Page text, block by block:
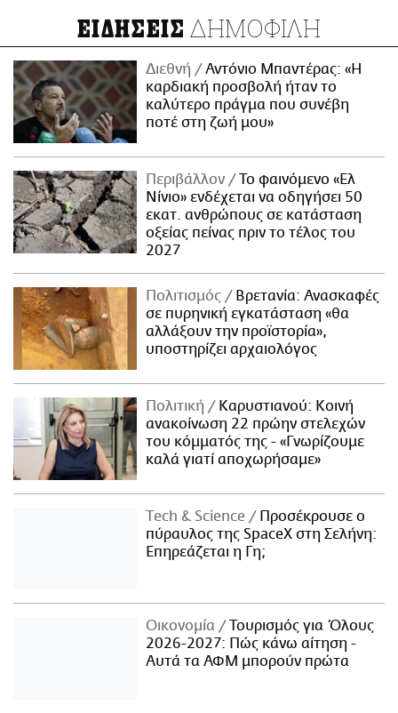
ΕΙΔΗΣΕΙΣ ΔΗΜΟΦΙΛΗ
Διεθνή
Αντόνιο Μπαντέρας: «Η
καρδιακή προσβολή ήταν το
καλύτερο πράγμα που συνέβη
ποτέ στη ζωή μου»
Περιβάλλον
Το φαινόμενο «Ελ
Νίνιο» ενδέχεται να οδηγήσει 50
εκατ. ανθρώπους σε κατάσταση
οξείας πείνας πριν το τέλος του
2027
Πολιτισμός
Βρετανία: Ανασκαφές
σε πυρηνική εγκατάσταση «θα
αλλάξουν την προϊστορία»,
υποστηρίζει αρχαιολόγος
Πολιτική
Καρυστιανού: Κοινή
ανακοίνωση 22 πρώην στελεχών
του κόμματός της - «Γνωρίζουμε
καλά γιατί αποχωρήσαμε»
Τech & Science
Προσέκρουσε ο
πύραυλος της SpaceX στη Σελήνη:
Επηρεάζεται η Γη;
Οικονομία
Τουρισμός για Όλους
2026-2027: Πώς κάνω αίτηση -
Αυτά τα ΑΦΜ μπορούν πρώτα